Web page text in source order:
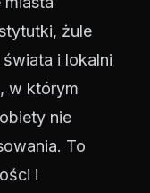
żule
i lokalni
w którym
nie
To
i